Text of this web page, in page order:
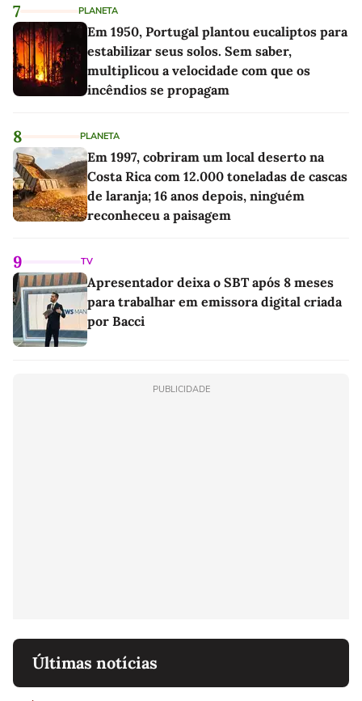
7 PLANETA
Em 1950, Portugal plantou eucaliptos para
estabilizar seus solos. Sem saber,
multiplicou a velocidade com que os
incêndios se propagam
8 PLANETA
Em 1997, cobriram um local deserto na
Costa Rica com 12.000 toneladas de cascas
de laranja; 16 anos depois, ninguém
reconheceu a paisagem
9 TV
Apresentador deixa o SBT após 8 meses
para trabalhar em emissora digital criada
por Bacci
PUBLICIDADE
Últimas notícias